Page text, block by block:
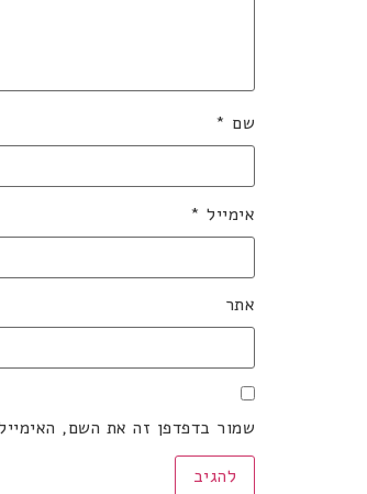
שם *
אימייל *
אתר
שמור בדפדפן זה את השם,